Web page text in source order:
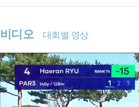
비디오 대회별 영상